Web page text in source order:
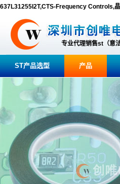
637L31255I2T,CTS-Frequency Controls,
专业代理销售st（意
ST产品选型 产品